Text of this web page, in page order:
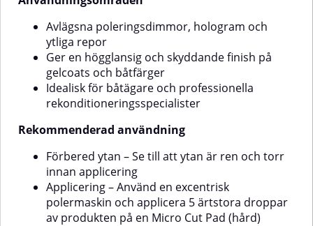
Gelcoat Finish, Marine Protective
Varningar/tänk påSkaka flaskan
före användningTesta alltid på en
liten yta förstAnvänd inte på heta
ytorFörvara produkten skyddad
från frost och värme
Avlägsna poleringsdimmor, hologram och
ytliga repor
Ger en högglansig och skyddande finish på
gelcoats och båtfärger
Idealisk för båtägare och professionella
rekonditioneringsspecialister
Rekommenderad användning
Förbered ytan – Se till att ytan är ren och torr
innan applicering
Applicering – Använd en excentrisk
polermaskin och applicera 5 ärtstora droppar
av produkten på en Micro Cut Pad (hård)